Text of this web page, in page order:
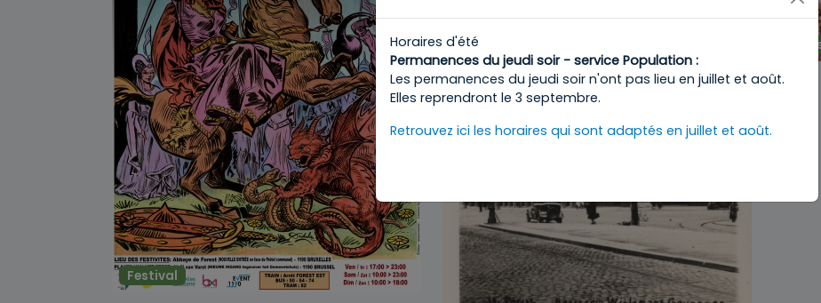
Festival
Horaires d'été
Permanences du jeudi soir - service Population :
Les permanences du jeudi soir n'ont pas lieu en juillet et août.
Elles reprendront le 3 septembre.
Retrouvez ici les horaires qui sont adaptés en juillet et août.